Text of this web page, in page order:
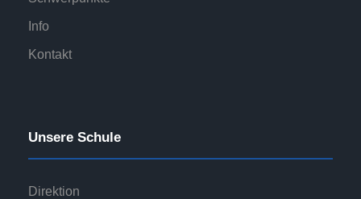
Info
Kontakt
Unsere Schule
Direktion